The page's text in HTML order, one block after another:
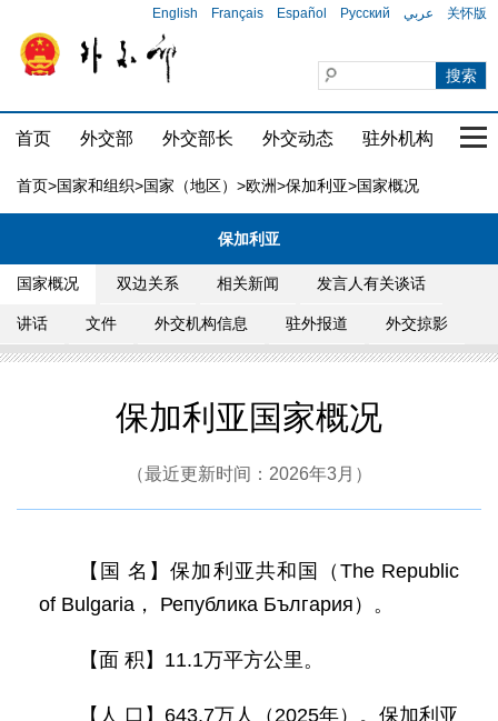
English Français Español Русский عربي 关怀版
首页 外交部 外交部长 外交动态 驻外机构 国
首页>国家和组织>国家（地区） >欧洲>保加利亚>国家概况
保加利亚
国家概况 双边关系 相关新闻 发言人有关谈话
讲话 文件 外交机构信息 驻外报道 外交掠影
保加利亚国家概况
（最近更新时间：2026年3月）
【国 名】保加利亚共和国（The Republic
of Bulgaria， Република България）。
【面 积】11.1万平方公里。
【人 口】643.7万人（2025年）。保加利亚